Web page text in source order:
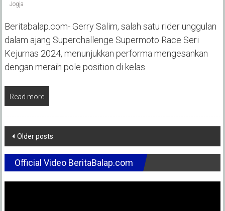
Jogja
Beritabalap.com- Gerry Salim, salah satu rider unggulan
dalam ajang Superchallenge Supermoto Race Seri
Kejurnas 2024, menunjukkan performa mengesankan
dengan meraih pole position di kelas
Read more
Posts
navigation
Older posts
Official Video BeritaBalap.com